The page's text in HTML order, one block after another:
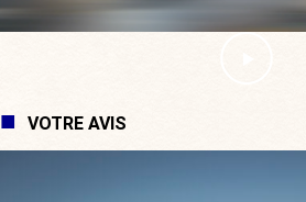
VOTRE AVIS